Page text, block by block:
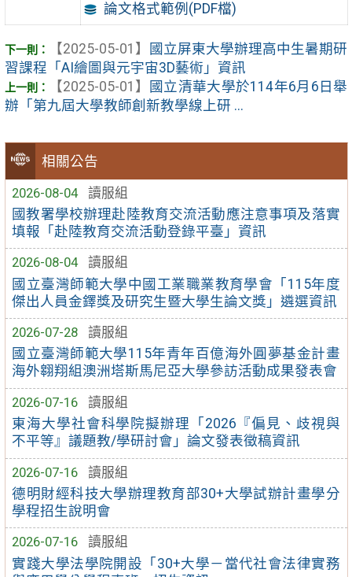
相關公告
2026-08-04
讀服組
國教署學校辦理赴陸教育交流活動應注意事項及落實
填報「赴陸教育交流活動登錄平臺」資訊
2026-08-04
讀服組
國立臺灣師範大學中國工業職業教育學會「115年度
傑出人員金鐸獎及研究生暨大學生論文獎」遴選資訊
2026-07-28
讀服組
國立臺灣師範大學115年青年百億海外圓夢基金計畫
海外翱翔組澳洲塔斯馬尼亞大學參訪活動成果發表會
2026-07-16
讀服組
東海大學社會科學院擬辦理「2026『偏見、歧視與
不平等』議題教/學研討會」論文發表徵稿資訊
2026-07-16
讀服組
德明財經科技大學辦理教育部30+大學試辦計畫學分
學程招生說明會
2026-07-16
讀服組
實踐大學法學院開設「30+大學－當代社會法律實務
論文格式範例(PDF檔)
【2025-05-01】
國立屏東大學辦理高中生暑期研
習課程「AI繪圖與元宇宙3D藝術」資訊
【2025-05-01】
國立清華大學於114年6月6日舉
辦「第九屆大學教師創新教學線上研 ...